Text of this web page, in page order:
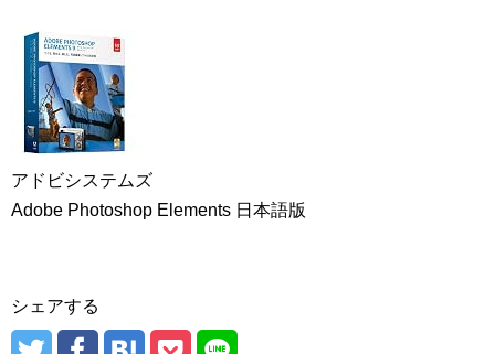
アドビシステムズ
Adobe Photoshop Elements 日本語版
シェアする